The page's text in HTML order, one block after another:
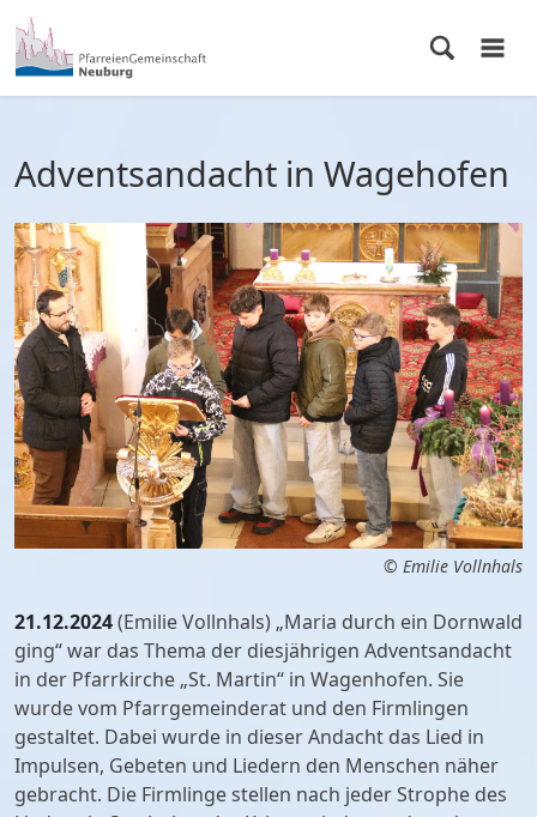
Adventsandacht in Wagehofen
© Emilie Vollnhals
21.12.2024(Emilie Vollnhals) „Maria durch ein Dornwald
ging“ war das Thema der diesjährigen Adventsandacht
in der Pfarrkirche „St. Martin“ in Wagenhofen. Sie
wurde vom Pfarrgemeinderat und den Firmlingen
gestaltet. Dabei wurde in dieser Andacht das Lied in
Impulsen, Gebeten und Liedern den Menschen näher
gebracht. Die Firmlinge stellen nach jeder Strophe des